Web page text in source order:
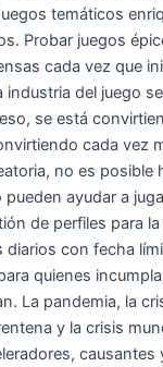
temáticos
Probar juegos
cada vez que
industria del juego
se está
cada vez
no es posible
ayudar a
de perfiles para
diarios con fecha
quienes
La pandemia, la
y la crisis
causantes